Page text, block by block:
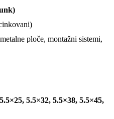
ploče, montažni sistemi,
5.5×32, 5.5×38, 5.5×45,